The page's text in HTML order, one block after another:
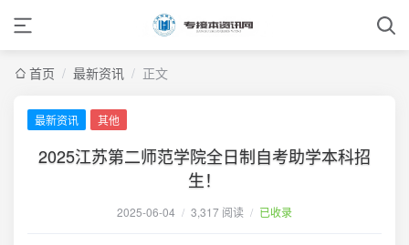
首页 / 最新资讯 / 正文
最新资讯 其他
2025江苏第二师范学院全日制自考助学本科招
生！
2025-06-04 / 3,317 阅读 / 已收录